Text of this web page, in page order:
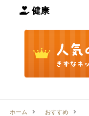
健康
ホーム おすすめ